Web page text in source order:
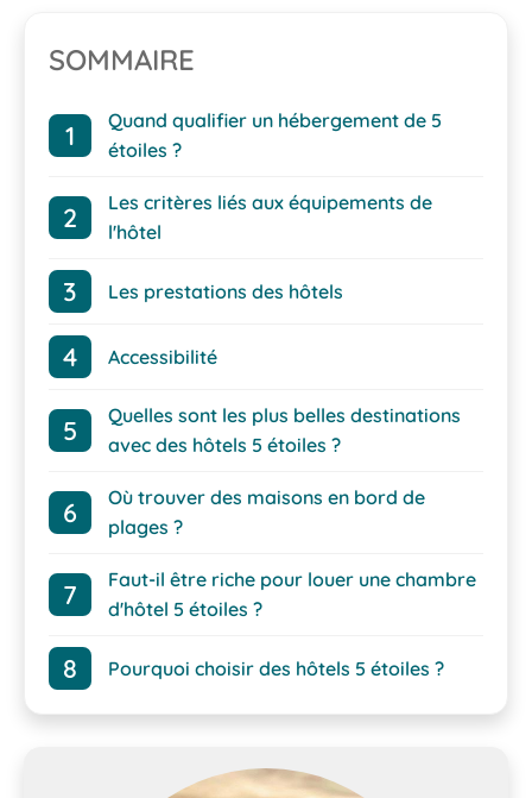
SOMMAIRE
Quand qualifier un hébergement de 5
étoiles ?
Les critères liés aux équipements de
l'hôtel
Les prestations des hôtels
Accessibilité
Quelles sont les plus belles destinations
avec des hôtels 5 étoiles ?
Où trouver des maisons en bord de
plages ?
Faut-il être riche pour louer une chambre
d'hôtel 5 étoiles ?
Pourquoi choisir des hôtels 5 étoiles ?